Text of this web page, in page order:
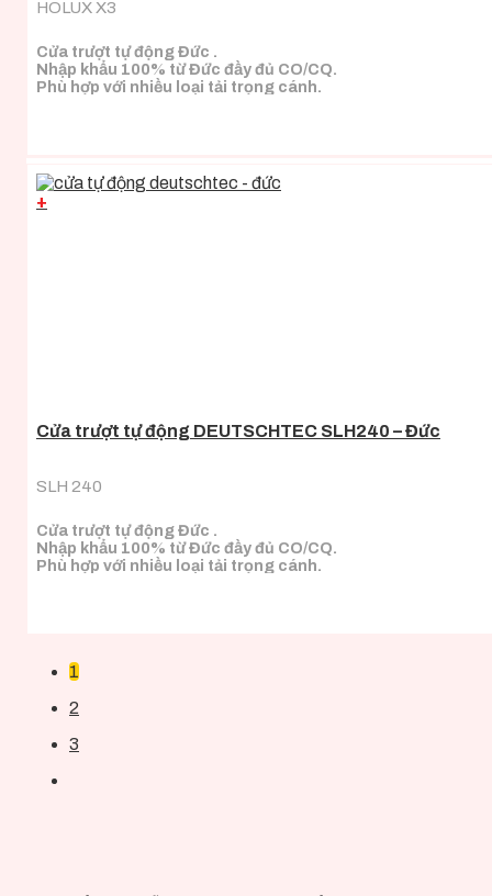
HOLUX X3
Cửa trượt tự động Đức .
Nhập khẩu 100% từ Đức đầy đủ CO/CQ.
Phù hợp với nhiều loại tải trọng cánh.
+
Cửa trượt tự động DEUTSCHTEC SLH240 – Đức
SLH 240
Cửa trượt tự động Đức .
Nhập khẩu 100% từ Đức đầy đủ CO/CQ.
Phù hợp với nhiều loại tải trọng cánh.
1
2
3